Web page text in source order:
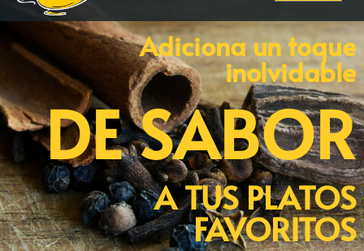
Adiciona un toque
inolvidable
DE SABOR
A TUS PLATOS
FAVORITOS